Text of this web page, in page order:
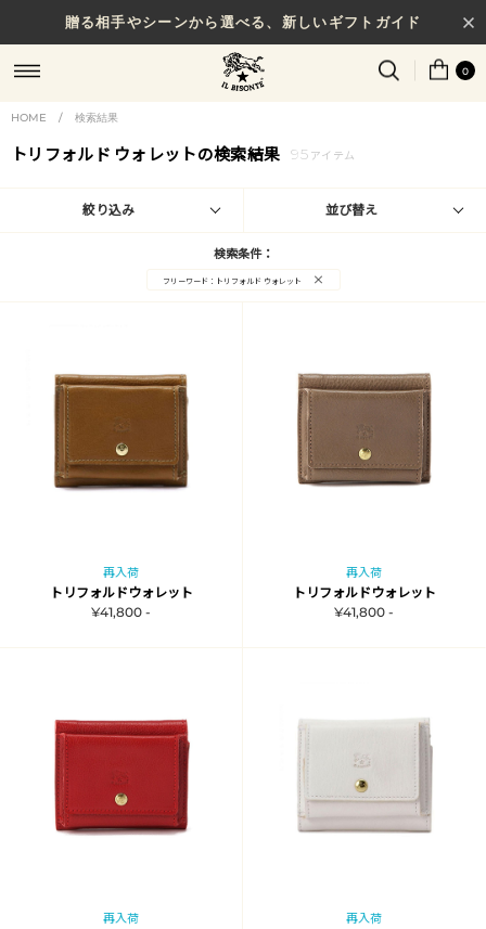
贈る相手やシーンから選べる、新しいギフトガイド
0
HOME / 検索結果
トリフォルド ウォレットの検索結果 95 アイテム
絞り込み 並び替え
検索条件：
フリーワード：トリフォルド ウォレット ×
再入荷
トリフォルドウォレット
¥41,800 -
再入荷
トリフォルドウォレット
¥41,800 -
再入荷 再入荷